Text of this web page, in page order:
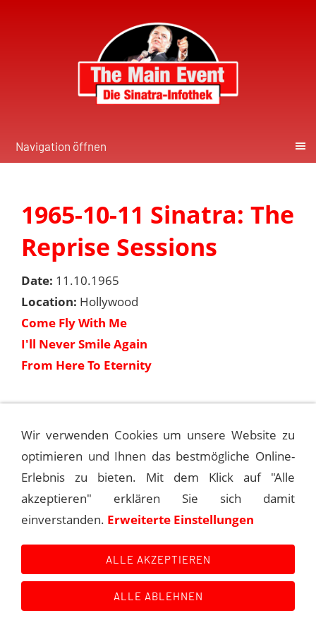
Navigation öffnen
1965-10-11 Sinatra: The
Reprise Sessions
Date: 11.10.1965
Location: Hollywood
Come Fly With Me
I'll Never Smile Again
From Here To Eternity
SESSIONS
SESSIONS
Main Event History
Impressum
Datenschutzerklärung Links
Wir verwenden Cookies um unsere Website zu
optimieren und Ihnen das bestmögliche Online-
Erlebnis zu bieten. Mit dem Klick auf "Alle
akzeptieren" erklären Sie sich damit
einverstanden. Erweiterte Einstellungen
ALLE AKZEPTIEREN
ALLE ABLEHNEN